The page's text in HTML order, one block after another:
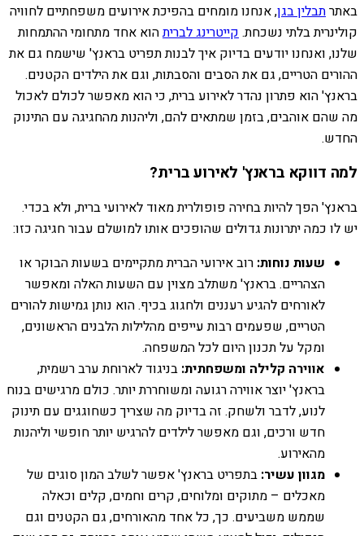
באתרתבלין בגן, אנחנו מומחים בהפיכת אירועים משפחתיים לחוויה
קולינרית בלתי נשכחת. קייטרינג לבריתהוא אחד מתחומי ההתמחות
שלנו, ואנחנו יודעים בדיוק איך לבנות תפריט בראנץ' שישמח גם את
ההורים הטריים, גם את הסבים והסבתות, וגם את הילדים הקטנים.
בראנץ' הוא פתרון נהדר לאירוע ברית, כי הוא מאפשר לכולם לאכול
מה שהם אוהבים, בזמן שמתאים להם, וליהנות מהחגיגה עם התינוק
החדש.
למה דווקא בראנץ' לאירוע ברית?
בראנץ' הפך להיות בחירה פופולרית מאוד לאירועי ברית, ולא בכדי.
יש לו כמה יתרונות גדולים שהופכים אותו למושלם עבור חגיגה כזו:
שעות נוחות: רוב אירועי הברית מתקיימים בשעות הבוקר או
הצהריים. בראנץ' משתלב מצוין עם השעות האלה ומאפשר
לאורחים להגיע רעננים ולחגוג בכיף. הוא נותן גמישות להורים
הטריים, שפעמים רבות עייפים מהלילות הלבנים הראשונים,
ומקל על תכנון היום לכל המשפחה.
אווירה קלילה ומשפחתית: בניגוד לארוחת ערב רשמית,
בראנץ' יוצר אווירה רגועה ומשוחררת יותר. כולם מרגישים בנוח
לנוע, לדבר ולשחק. זה בדיוק מה שצריך כשחוגגים עם תינוק
חדש ורכים, וגם מאפשר לילדים להרגיש יותר חופשי וליהנות
מהאירוע.
מגוון עשיר: בתפריט בראנץ' אפשר לשלב המון סוגים של
מאכלים – מתוקים ומלוחים, קרים וחמים, קלים וכאלה
שממש משביעים. כך, כל אחד מהאורחים, גם הקטנים וגם